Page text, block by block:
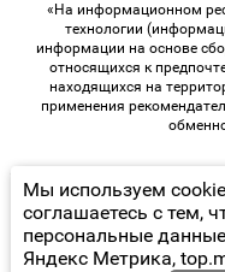
«На информационном
технологии
информации на основе
относящихся к
находящихся на
применения
© 2026
Политика
Мы используем
соглашаетесь с тем,
персональные
Яндекс Метрика,